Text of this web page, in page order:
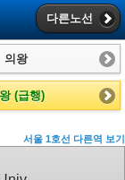
다른노선
의왕
(급행)
서울 1호선 다른역 보기